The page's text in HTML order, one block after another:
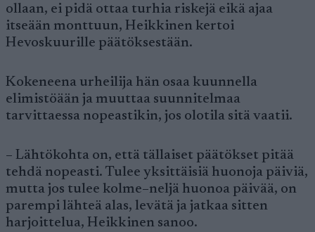
ollaan, ei pidä ottaa turhia riskejä eikä ajaa
itseään monttuun, Heikkinen kertoi
Hevoskuurille päätöksestään.
Kokeneena urheilija hän osaa kuunnella
elimistöään ja muuttaa suunnitelmaa
tarvittaessa nopeastikin, jos olotila sitä vaatii.
– Lähtökohta on, että tällaiset päätökset pitää
tehdä nopeasti. Tulee yksittäisiä huonoja päiviä,
mutta jos tulee kolme–neljä huonoa päivää, on
parempi lähteä alas, levätä ja jatkaa sitten
harjoittelua, Heikkinen sanoo.